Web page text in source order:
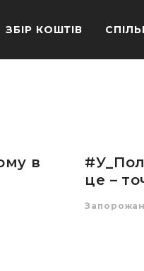
ЗБІР КОШТІВ
в
це –